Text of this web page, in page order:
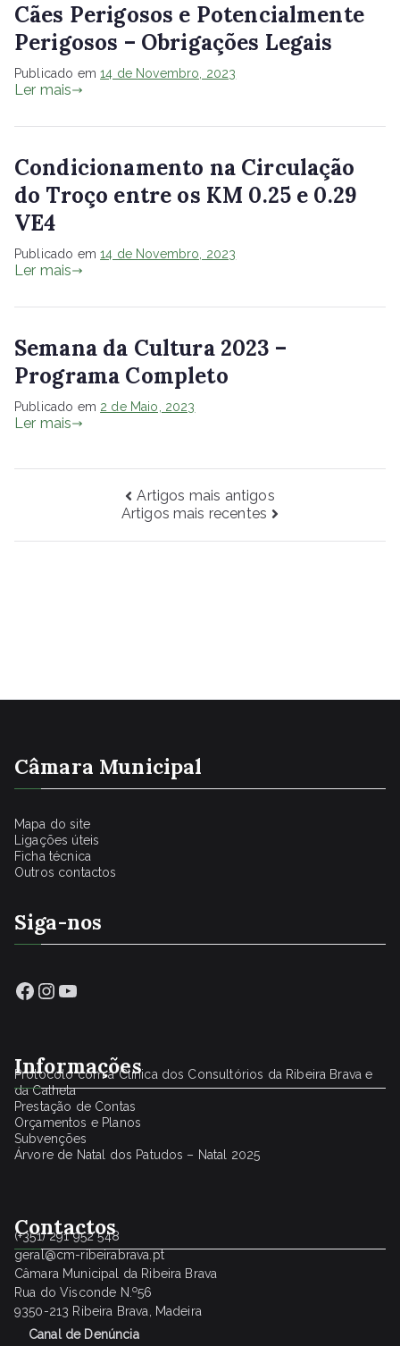
Cães Perigosos e Potencialmente
Perigosos – Obrigações Legais
Publicado em14 de Novembro, 2023
Ler mais
Condicionamento na Circulação
do Troço entre os KM 0.25 e 0.29
VE4
Publicado em14 de Novembro, 2023
Ler mais
Semana da Cultura 2023 –
Programa Completo
Publicado em 2 de Maio, 2023
Ler mais
Navegação
Artigos mais antigos
Artigos mais recentes
Câmara Municipal
Mapa do site
Ligações úteis
Ficha técnica
Outros contactos
Siga-nos
Facebook
Instagram
YouTube
Informações
Protocolo com a Clínica dos Consultórios da Ribeira Brava e
da Calheta
Prestação de Contas
Orçamentos e Planos
Subvenções
Árvore de Natal dos Patudos – Natal 2025
Contactos
(+351) 291 952 548
geral@cm-ribeirabrava.pt
Câmara Municipal da Ribeira Brava
Rua do Visconde N. o56
9350-213 Ribeira Brava, Madeira
Canal de Denúncia